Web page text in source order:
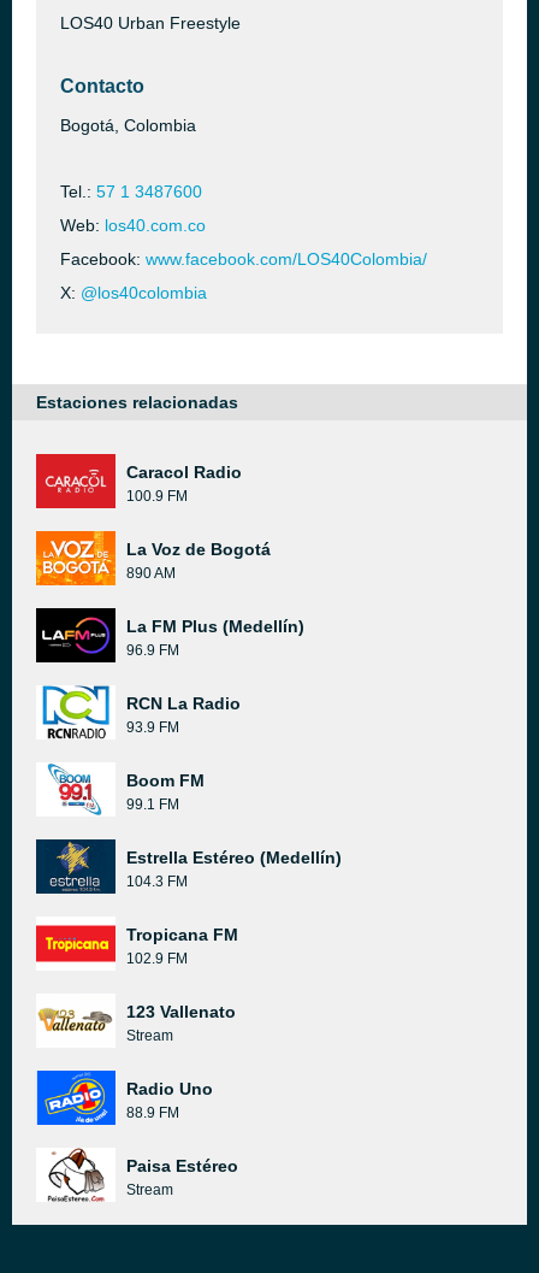
LOS40 Urban Freestyle
Contacto
Bogotá, Colombia
Tel.: 57 1 3487600
Web: los40.com.co
Facebook: www.facebook.com/LOS40Colombia/
X: @los40colombia
Estaciones relacionadas
Caracol Radio
100.9 FM
La Voz de Bogotá
890 AM
La FM Plus (Medellín)
96.9 FM
RCN La Radio
93.9 FM
Boom FM
99.1 FM
Estrella Estéreo (Medellín)
104.3 FM
Tropicana FM
102.9 FM
123 Vallenato
Stream
Radio Uno
88.9 FM
Paisa Estéreo
Stream